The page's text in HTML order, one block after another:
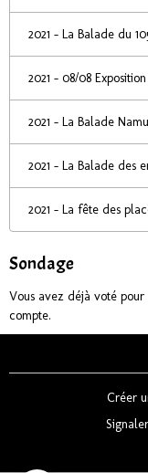
2021 - La Balade du
2021 - 08/08
2021 - La Balade
2021 - La Balade des
2021 - La fête des
Sondage
Vous avez déjà voté
compte.
Créer